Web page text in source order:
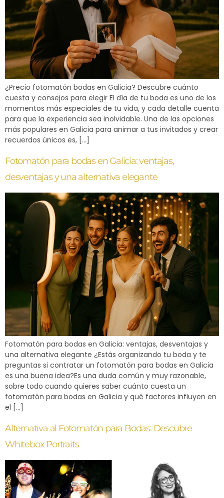
¿Precio fotomatón bodas en Galicia? Descubre cuánto
cuesta y consejos para elegir El día de tu boda es uno de los
momentos más especiales de tu vida, y cada detalle cuenta
para que la experiencia sea inolvidable. Una de las opciones
más populares en Galicia para animar a tus invitados y crear
recuerdos únicos es, […]
Fotomatón para bodas en Galicia: ventajas,
desventajas y una alternativa elegante
Fotomatón para bodas en Galicia: ventajas, desventajas y
una alternativa elegante ¿Estás organizando tu boda y te
preguntas si contratar un fotomatón para bodas en Galicia
es una buena idea?Es una duda común y muy razonable,
sobre todo cuando quieres saber cuánto cuesta un
fotomatón para bodas en Galicia y qué factores influyen en
el […]
Alternativa al Fotomatón para Bodas: Descubre
Whitebox Portraits